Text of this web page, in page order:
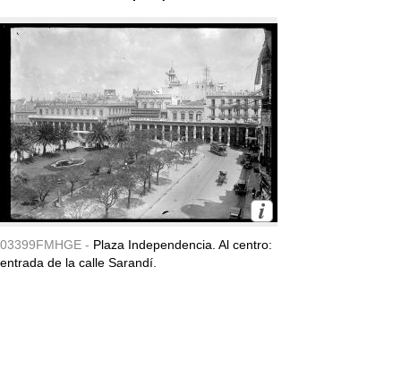
03399FMHGE - Plaza Independencia. Al centro:
entrada de la calle Sarandí.